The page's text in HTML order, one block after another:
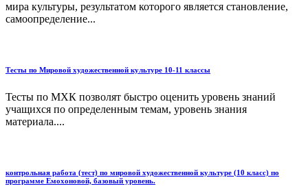
мира культуры, результатом которого является становление,
самоопределение...
Тесты по Мировой художественной культуре 10-11 классы
Тесты по МХК позволят быстро оценить уровень знаний
учащихся по определенным темам, уровень знания
материала....
контрольная работа (тест) по мировой художественной культуре (10 класс) по
программе Емохоновой, базовый уровень.